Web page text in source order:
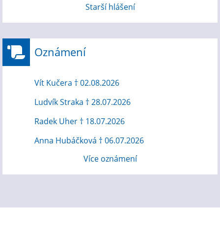
Starší hlášení
Oznámení
Vít Kučera † 02.08.2026
Ludvík Straka † 28.07.2026
Radek Uher † 18.07.2026
Anna Hubáčková † 06.07.2026
Více oznámení